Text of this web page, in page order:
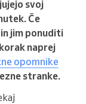
svoj
Če
jim ponuditi
naprej
opomnike
stranke.